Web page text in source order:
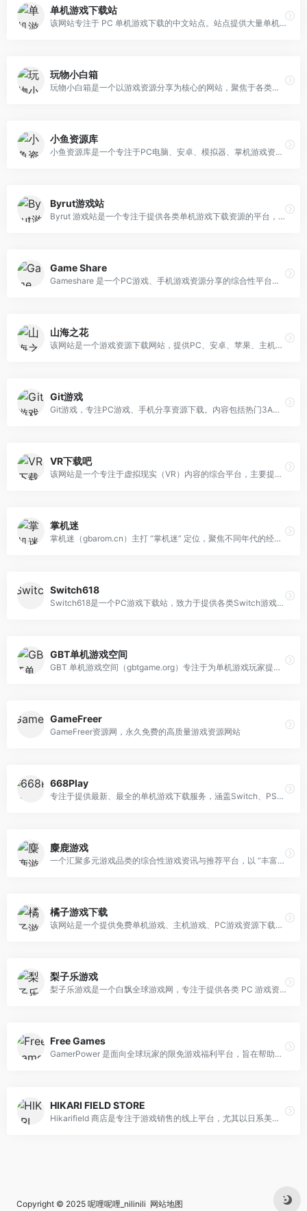
单机游戏下载站
该网站专注于 PC 单机游戏下载的中文站点。站点提供大量单机游戏资源，用户可以通过付费方式获取游戏安装包或补丁，部分页面还设有游戏交流圈子，供玩家讨论攻略、分享心得。收录的热门单机游戏包含但不限于：经典 RPG 与动作冒险《暗黑破坏神 2》《上古卷轴 V：天际》《巫师 3：狂猎》策略与模拟《文明 VI》《星际争霸 II》《模拟城市 4》射击与第一人称视角《半条命 2》《毁灭战士 3》《生化危机 2 重制版》独立与解谜《传送门 2》《光环：光之子》《空洞骑士》体育与竞速《FIFA 23》《极限竞速：地平线 5》
玩物小白箱
玩物小白箱是一个以游戏资源分享为核心的网站，聚焦于各类端游、手游的单机版资源及相关工具，同时涵盖少量独立游戏的官方中文版本内容，为游戏爱好者提供丰富的单机游戏体验资源。除了网游单机版，网站还收录了《天机录》《夜幕之花》《反叛的使徒》等独立游戏的官方中文版本，以及《甜蜜女友 2》等汉化版作品，部分附带攻略和存档，满足不同玩家的需求。此外，网站设有专题板块（如 DNF 专题、剑灵专题），对同 IP 的多个单机资源进行整合归类，方便用户查找；同时也包含少量工具类资源（如 DeepSeek 本地部署工具包），拓展了资源覆盖范围。
小鱼资源库
小鱼资源库是一个专注于PC电脑、安卓、模拟器、掌机游戏资源的下载网站，配套有游戏攻略、脚本、补丁、软件等分享，提供网盘直连下载。
Byrut游戏站
Byrut 游戏站是一个专注于提供各类单机游戏下载资源的平台，涵盖多种游戏类型与不同平台的游戏内容，能满足不同玩家的下载需求。1. 多平台游戏资源平台不仅提供主流电脑端单机游戏，还包含 PS3、3DS 等主机平台的游戏及相关辅助资源。
Game Share
Gameshare 是一个PC游戏、手机游戏资源分享的综合性平台，致力于探索游戏的无限可能为玩家提供丰富的电脑游戏与手机游戏相关资源及内容。网站资源覆盖多个品类与知名 IP，既有《宝可梦传说 Z-A》《超级马里奥银河 1+2》《空洞骑士：丝之歌》等经典及热门主机 / PC 游戏的免安装中文版，也包含《赛尔号》《烟雨江湖》等手机游戏资源，部分资源还附带 DLC、金手指、修改器等辅助工具，同时提供 PC / 手机双端适配版本及安装教程，满足不同设备玩家的需求。
山海之花
该网站是一个游戏资源下载网站，提供PC、安卓、苹果、主机游戏的网盘分享下载。
Git游戏
Git游戏，专注PC游戏、手机分享资源下载。内容包括热门3A大作、经典老游戏与独立精品等，并提供免安装精简版，享受一键下载、即点即玩的畅快体验。界面清爽、分类明晰、更新及时，Git游戏已成为众多玩家的信赖之选。
VR下载吧
该网站是一个专注于虚拟现实（VR）内容的综合平台，主要提供以下功能和资源：多平台游戏下载：覆盖 PC、Oculus Quest、PlayStation VR 等主流 VR 设备，用户可以直接在站内搜索并获取对应平台的 VR 游戏资源。VR 视频库：收录各类 VR 视频作品，支持在线观看或下载，满足用户在沉浸式视频方面的需求。最新 VR 资讯：实时更新行业动态、硬件评测、软件发布等信息，帮助用户了解 VR 领域的最新发展。分类检索与搜索：提供细致的分类标签和强大的站内搜索功能，方便用户快速定位所需的游戏、视频或资讯。用户交互：支持用户评论、评分及分享，形成一定的社区氛围，促进资源的交流与推荐。
掌机迷
掌机迷（gbarom.cn）主打 “掌机迷” 定位，聚焦不同年代的经典游戏设备，为怀旧游戏玩家提供资源获取与情感共鸣的空间，是承载童年游戏记忆的 “宝藏站点”。聚焦玩家熟知的顶级游戏 IP，提供各终端平台怀旧游戏资源下载：
Switch618
Switch618是一个PC游戏下载站，致力于提供各类Switch游戏免费下载服务，提供多种类型的Switch游戏，包括角色扮演、动作、冒险、射击等，以满足不同玩家的需求。拥有丰富的Switch游戏资源，包括最新的游戏更新，以及一些备受好评的老牌游戏。无论你是喜欢硬核游戏，还是休闲娱乐，都能在Switch618找到适合你的游戏。
GBT单机游戏空间
GBT 单机游戏空间（gbtgame.org）专注于为单机游戏玩家提供全方位、高品质的资源服务，既是玩家获取最新游戏资源的核心渠道，也是满足多样化游戏需求的实用平台。核心资源服务，覆盖玩家全需求平台围绕单机游戏体验的核心场景，提供多维度资源支持，解决玩家从 “找游戏” 到 “玩得好” 的全流程需求：
GameFreer
GameFreer资源网，永久免费的高质量游戏资源网站
668Play
专注于提供最新、最全的单机游戏下载服务，涵盖Switch、PS4等多平台热门游戏。每日持续更新，保证优质体验。来这里，轻松获取你想要的游戏！该网站提供包括但不限于以下热门游戏下载：怪物猎人物语2：毁灭之翼（Monster Hunter Stories 2: Wings of Ruin）云族裔（inZOI）心之眼（MindsEye）夺宝奇兵：古老之圈（Indiana Jones and the Great Circle）逃离塔科夫（Escape from Tarkov）雪地奔驰高级版（SnowRunner – Premium Edition）战锤40K：星际战士2（Warhammer 40,000: Space Marine 2）模拟农场25（Farming Simulator 25）法外枭雄：滚石城（Crime Boss: Rockay City）消逝的光芒2：人与仁之战（Dying Light 2 Stay Human）堕落之主（Lords of the Fallen）丧尸围城：豪华复刻版（Dead Rising Deluxe Remaster）预先号令（WARNO）群星银河版（Stellaris: Galaxy Edition）使命召唤20：现代战争3（Call of Duty: Modern Warfare III）合金装备3：重制版（METAL GEAR SOLID Δ: SNAKE EATER）翼星求生（ICARUS）奇迹时代4（Age of Wonders 4）
麋鹿游戏
一个汇聚多元游戏品类的综合性游戏资讯与推荐平台，以 “丰富玩家游戏选择，覆盖多样娱乐需求” 为核心。平台游戏品类极为丰富，涵盖动作冒险、角色扮演、模拟经营、即时战略、休闲益智、枪战射击、策略战棋等多个主流类别，无论是追求刺激战斗的玩家，还是偏爱轻松经营、烧脑策略的用户，都能在此找到适配需求的游戏。例如，动作冒险类的《掘地求升：勇士归来》带来 “痛苦与快乐并存” 的攀岩挑战，角色扮演类的《动物迷城》让玩家化身狐狸记者在监狱中探寻真相，模拟经营类的《云族裔（inZOI）》可自定义角色与房屋、体验沉浸式人生模拟，即时战略类的《风暴崛起》（红色警戒续作）则延续经典 RTS 玩法，满足策略对战需求。平台注重玩家互动体验，多款热门游戏支持网络联机功能，如《翼星求生（ICARUS）》可支持 8 人协作生存，《收获日 3（PAYDAY 3）》延续高强度合作射击玩法，《严阵以待（Ready or Not）》能组队体验特警战术行动，为玩家提供组队开黑、共享乐趣的机会，进一步丰富游戏社交属性。无论是单机爱好者还是联机玩家，都能找到符合期待的游戏方向，是游戏爱好者获取资讯、发现好游的优质选择。
橘子游戏下载
该网站是一个提供免费单机游戏、主机游戏、PC游戏资源下载的中文站点，覆盖 Switch（NS）‍、任天堂以及 PC（电脑）‍ 等多个平台游戏资源。站点采用“一站式”下载方式，所有资源均通过网盘（XCI、NSP、NSZ、ZIP 等）提供，为游戏爱好者提供最新、全语言（中文/日文/英文）版本的免费下载服务。Switch（NS）专区《Warhammer 40000 Space Wolf》中文 v1.0.5《Idle Inventor Factory Tycoon》中文原版《Override Mech City Brawl》中文 v1.0.5《Frame Maiden of Black Water》日区中文 v1.0.5 + 4 DLC《Bomber Crew》中文 v1.2.0《Fallen Legion Rise to Glory》中文 v1.0.2《Late Shift》中文 v1.0.3《NBA 2K Playgrounds 2》中文 v1.2.0.0PC（电脑）专区《英雄传说 黎之轨迹2》英文版 v1.1.2《英雄传说 界之轨迹：告别塞姆利亚》中文 v1.0.2（含修改器）《GTA5》纯净版中文 v1.0.3274（含全 DLC）《DAVE THE DIVER》中文 v1.0.4.1642（附修改器）《Customized Girlfriend》中文 v1.0.0《Rance X Showdown》中文 v1.04《NINJA GAIDEN 2 Black》中文 v1.0.7.0
梨子乐游戏
梨子乐游戏是一个白飘全球游戏网，专注于提供各类 PC 游戏资源的平台，收录了丰富多样的免安装版本游戏，涵盖角色扮演、动作、策略战略等多个品类，满足不同玩家的喜好。
Free Games
GamerPower 是面向全球玩家的限免游戏福利平台，旨在帮助玩家快速发现、追踪并领取各类游戏赠品。网站聚合了来自官方发行商、开发商以及主流平台（如 Steam、Epic Games Store、GOG、itch.io、PlayStation、Xbox 等）的合法抽奖、免费游戏、Beta 码、游戏内道具和虚拟货币等资源，用户只需登录即可一键领取，避免错过任何免费福利。此外，GamerPower 还提供历史记录功能，统计用户累计节省的金额，并持续推出新功能以提升玩家的免费获取体验。
HIKARI FIELD STORE
Hikarifield 商店是专注于游戏销售的线上平台，尤其以日系美少女恋爱冒险类游戏（GALGAME）为核心特色，面向喜爱该品类游戏的玩家群体，提供单品及超值组合套装，兼具经典作品推广与性价比选购优势。核心业务与商品类型平台主要销售游戏相关产品，涵盖单品游戏预售与超值游戏组合套装两大核心类别，具体如下：经典单品游戏预售：重点推广知名厂商的经典作品，目前明确标注 “2025 年第四季度发售预定” 的产品为超人气品牌 YUZUSOFT 的经典名作《DRACU-RIOT!》，该作品作为 YUZUSOFT 的代表性游戏之一，自带高 IP 热度，是平台吸引核心玩家的重要预售品类。超值游戏组合套装：以 “多游戏打包、大幅折扣” 为核心卖点，套装内包含多款同类型或同厂商的经典 GALGAME，兼顾性价比与游戏体验丰富度。平台特色IP 聚焦性强：合作厂商以日系 GALGAME 领域的知名品牌为主（如 YUZUSOFT），主推作品多为玩家群体中口碑较高的经典之作，精准匹配核心受众需求。折扣力度大：组合套装普遍折扣幅度显著，例如《游魂 2-you're the only one-》套装现价仅为原价的约 34%，《樱之杜†净梦者》套装现价约为原价的 28%，为玩家提供高性价比的批量选购选择。品类丰富度高：单套装内游戏数量最多达 7 款，涵盖不同剧情风格（如校园、奇幻、情感等）的 GALGAME，可满足玩家一站式体验多款同类型优质游戏的需求。
Copyright © 2025 呢哩呢哩_nilinili 网站地图